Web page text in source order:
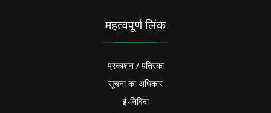
महत्वपूर्ण लिंक
प्रकाशन / पत्रिका
सूचना का अधिकार
ई-निविदा